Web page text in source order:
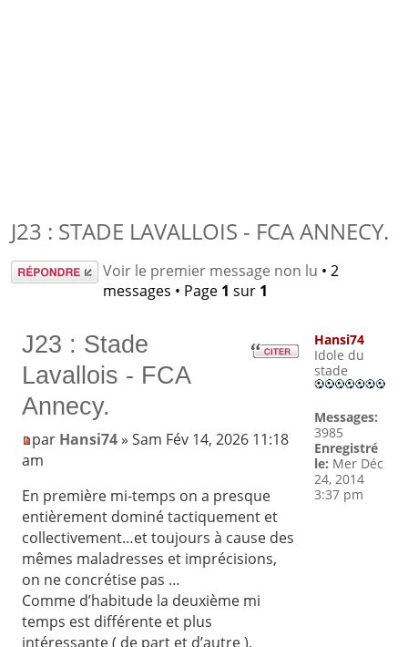
J23 : STADE LAVALLOIS - FCA ANNECY.
Répondre Voir le premier message non lu • 2
messages • Page 1 sur 1
J23 : Stade
Lavallois - FCA
Annecy.
par Hansi74» Sam Fév 14, 2026 11:18
am
En première mi-temps on a presque
entièrement dominé tactiquement et
collectivement…et toujours à cause des
mêmes maladresses et imprécisions,
on ne concrétise pas …
Comme d’habitude la deuxième mi
temps est différente et plus
intéressante ( de part et d’autre ).
Hansi74
Idole du
stade
Messages:
3985
Enregistré
le: Mer Déc
24, 2014
3:37 pm